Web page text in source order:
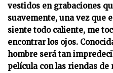
vestidos en grabaciones
suavemente, una vez que
siente todo caliente, me
encontrar los ojos.
hombre será tan
película con las riendas